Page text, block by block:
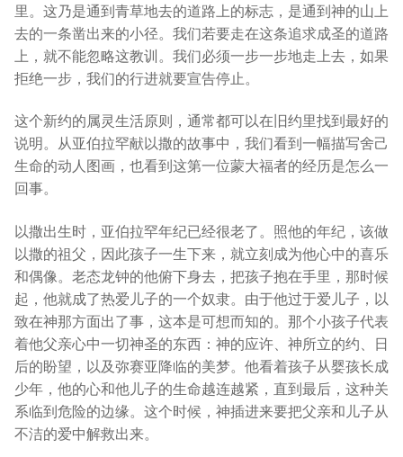
里。这乃是通到青草地去的道路上的标志，是通到神的山上
去的一条凿出来的小径。我们若要走在这条追求成圣的道路
上，就不能忽略这教训。我们必须一步一步地走上去，如果
拒绝一步，我们的行进就要宣告停止。
这个新约的属灵生活原则，通常都可以在旧约里找到最好的
说明。从亚伯拉罕献以撒的故事中，我们看到一幅描写舍己
生命的动人图画，也看到这第一位蒙大福者的经历是怎么一
回事。
以撒出生时，亚伯拉罕年纪已经很老了。照他的年纪，该做
以撒的祖父，因此孩子一生下来，就立刻成为他心中的喜乐
和偶像。老态龙钟的他俯下身去，把孩子抱在手里，那时候
起，他就成了热爱儿子的一个奴隶。由于他过于爱儿子，以
致在神那方面出了事，这本是可想而知的。那个小孩子代表
着他父亲心中一切神圣的东西：神的应许、神所立的约、日
后的盼望，以及弥赛亚降临的美梦。他看着孩子从婴孩长成
少年，他的心和他儿子的生命越连越紧，直到最后，这种关
系临到危险的边缘。这个时候，神插进来要把父亲和儿子从
不洁的爱中解救出来。